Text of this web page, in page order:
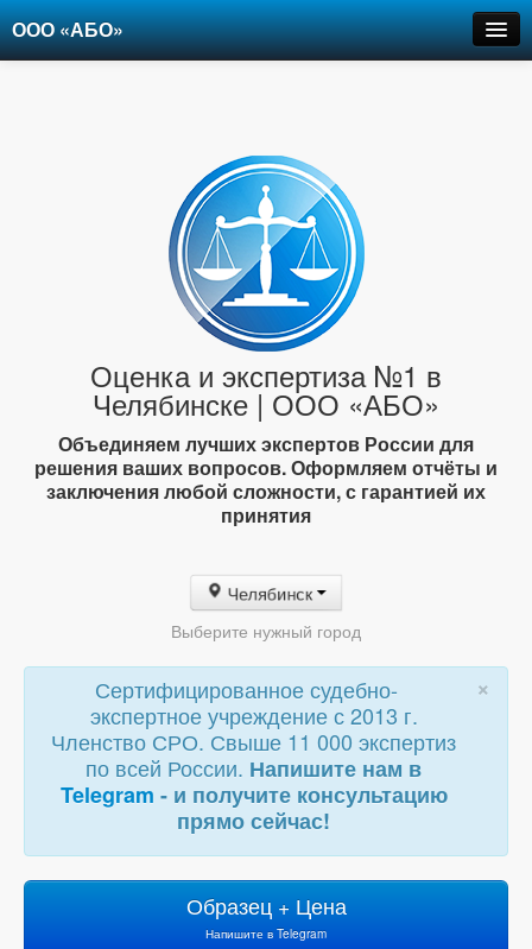
ООО «АБО»
Оценка и экспертиза №1 в
Челябинске | ООО «АБО»
Объединяем лучших экспертов России для
решения ваших вопросов. Оформляем отчёты и
заключения любой сложности, с гарантией их
принятия
Челябинск
Выберите нужный город
×
Сертифицированное судебно-
экспертное учреждение с 2013 г.
Членство СРО. Свыше 11 000 экспертиз
по всей России. Напишите нам в
Telegram - и получите консультацию
прямо сейчас!
Образец + Цена
Напишите в Telegram